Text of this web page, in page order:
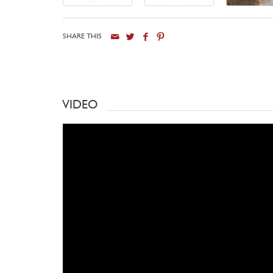
SHARE THIS
VIDEO